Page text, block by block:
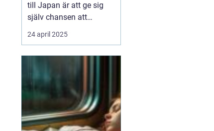
till Japan är att ge sig
själv chansen att
uppleva en värld där
tradition och modernitet
futuristiska neonskenen
i Tokyo till de fridfulla
tempelområde...
24 april 2025